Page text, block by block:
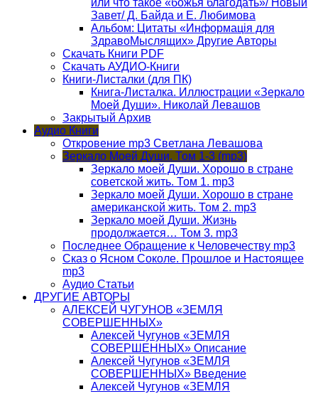
или что такое «божья благодать»/ Новый
Завет/ Д. Байда и Е. Любимова
Альбом: Цитаты «Информацiя для
ЗдравоМыслящих» Другие Авторы
Скачать Книги PDF
Скачать АУДИО-Книги
Книги-Листалки (для ПК)
Книга-Листалка. Иллюстрации «Зеркало
Моей Души». Николай Левашов
Закрытый Архив
Аудио Книги
Откровение mp3 Светлана Левашова
Зеркало Моей Души. Том 1-3 (mp3)
Зеркало моей Души. Хорошо в стране
советской жить. Том 1. mp3
Зеркало моей Души. Хорошо в стране
американской жить. Том 2. mp3
Зеркало моей Души. Жизнь
продолжается… Том 3. mp3
Последнее Обращение к Человечеству mp3
Сказ о Ясном Соколе. Прошлое и Настоящее
mp3
Аудио Статьи
ДРУГИЕ АВТОРЫ
АЛЕКСЕЙ ЧУГУНОВ «ЗЕМЛЯ
СОВЕРШЕННЫХ»
Алексей Чугунов «ЗЕМЛЯ
СОВЕРШЕННЫХ» Описание
Алексей Чугунов «ЗЕМЛЯ
СОВЕРШЕННЫХ» Введение
Алексей Чугунов «ЗЕМЛЯ